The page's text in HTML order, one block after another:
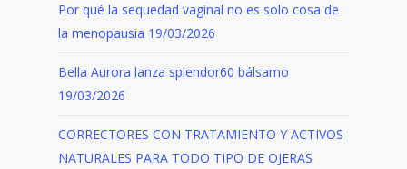
Por qué la sequedad vaginal no es solo cosa de
la menopausia 19/03/2026
Bella Aurora lanza splendor60 bálsamo
19/03/2026
CORRECTORES CON TRATAMIENTO Y ACTIVOS
NATURALES PARA TODO TIPO DE OJERAS